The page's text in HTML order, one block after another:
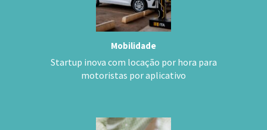
Mobilidade
Startup inova com locação por hora para
motoristas por aplicativo